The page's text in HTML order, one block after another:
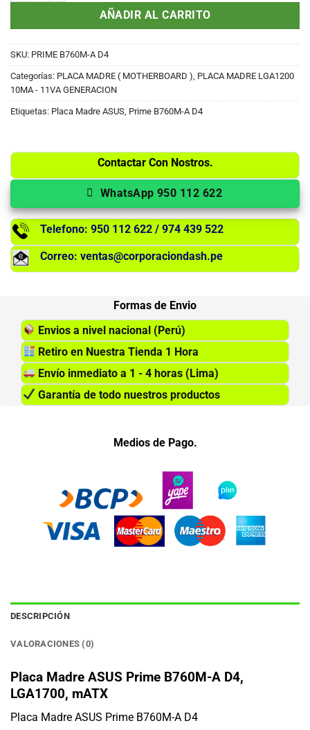
AÑADIR AL CARRITO
SKU: PRIME B760M-A D4
Categorías: PLACA MADRE ( MOTHERBOARD ) PLACA MADRE LGA1200
10MA - 11VA GENERACION
Etiquetas: Placa Madre ASUS Prime B760M-A D4
Contactar Con Nostros.
WhatsApp 950 112 622
Telefono: 950 112 622 / 974 439 522
Correo: ventas@corporaciondash.pe
Formas de Envio
Envios a nivel nacional (Perú)
Retiro en Nuestra Tienda 1 Hora
Envío inmediato a 1 - 4 horas (Lima)
Garantía de todo nuestros productos
Medios de Pago.
DESCRIPCIÓN
VALORACIONES (0)
Placa Madre ASUS Prime B760M-A D4,
LGA1700, mATX
Placa Madre ASUS Prime B760M-A D4